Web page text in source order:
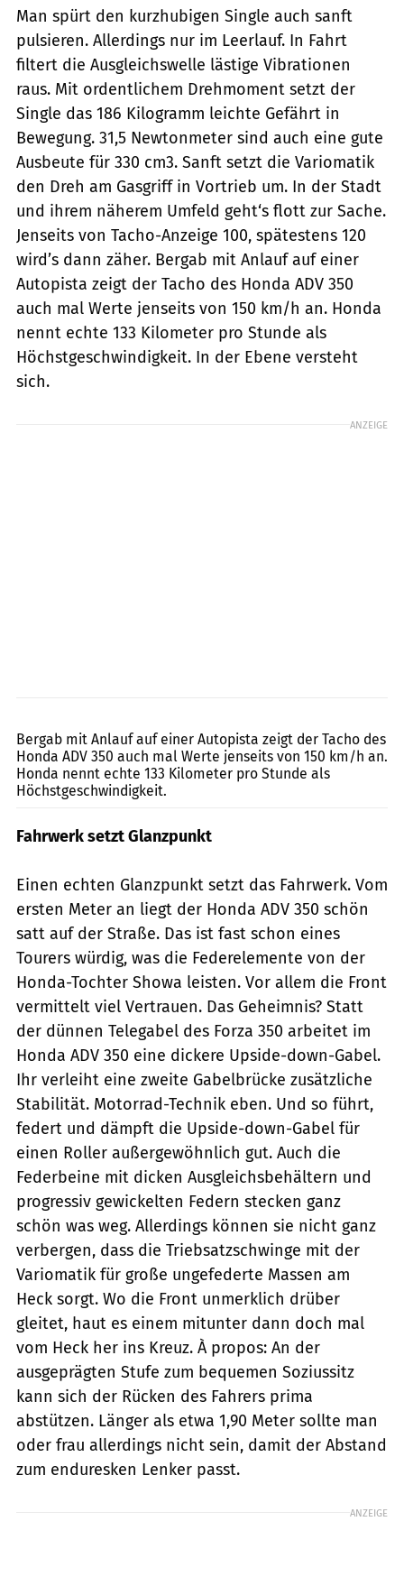
Man spürt den kurzhubigen Single auch sanft
pulsieren. Allerdings nur im Leerlauf. In Fahrt
filtert die Ausgleichswelle lästige Vibrationen
raus. Mit ordentlichem Drehmoment setzt der
Single das 186 Kilogramm leichte Gefährt in
Bewegung. 31,5 Newtonmeter sind auch eine gute
Ausbeute für 330 cm3. Sanft setzt die Variomatik
den Dreh am Gasgriff in Vortrieb um. In der Stadt
und ihrem näherem Umfeld geht‘s flott zur Sache.
Jenseits von Tacho-Anzeige 100, spätestens 120
wird’s dann zäher. Bergab mit Anlauf auf einer
Autopista zeigt der Tacho des Honda ADV 350
auch mal Werte jenseits von 150 km/h an. Honda
nennt echte 133 Kilometer pro Stunde als
Höchstgeschwindigkeit. In der Ebene versteht
sich.
ANZEIGE
Bergab mit Anlauf auf einer Autopista zeigt der Tacho des
Honda ADV 350 auch mal Werte jenseits von 150 km/h an.
Honda nennt echte 133 Kilometer pro Stunde als
Höchstgeschwindigkeit.
Fahrwerk setzt Glanzpunkt
Einen echten Glanzpunkt setzt das Fahrwerk. Vom
ersten Meter an liegt der Honda ADV 350 schön
satt auf der Straße. Das ist fast schon eines
Tourers würdig, was die Federelemente von der
Honda-Tochter Showa leisten. Vor allem die Front
vermittelt viel Vertrauen. Das Geheimnis? Statt
der dünnen Telegabel des Forza 350 arbeitet im
Honda ADV 350 eine dickere Upside-down-Gabel.
Ihr verleiht eine zweite Gabelbrücke zusätzliche
Stabilität. Motorrad-Technik eben. Und so führt,
federt und dämpft die Upside-down-Gabel für
einen Roller außergewöhnlich gut. Auch die
Federbeine mit dicken Ausgleichsbehältern und
progressiv gewickelten Federn stecken ganz
schön was weg. Allerdings können sie nicht ganz
verbergen, dass die Triebsatzschwinge mit der
Variomatik für große ungefederte Massen am
Heck sorgt. Wo die Front unmerklich drüber
gleitet, haut es einem mitunter dann doch mal
vom Heck her ins Kreuz. À propos: An der
ausgeprägten Stufe zum bequemen Soziussitz
kann sich der Rücken des Fahrers prima
abstützen. Länger als etwa 1,90 Meter sollte man
oder frau allerdings nicht sein, damit der Abstand
zum enduresken Lenker passt.
ANZEIGE